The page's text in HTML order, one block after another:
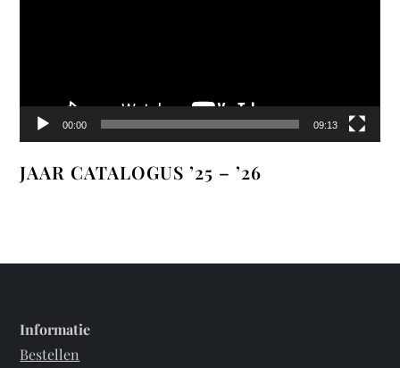
00:00 09:13
JAAR CATALOGUS ’25 – ’26
Informatie
Bestellen